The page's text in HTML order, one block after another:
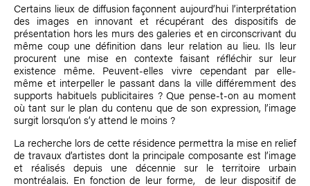
Certains lieux de diffusion façonnent aujourd’hui l’interprétation
des images en innovant et récupérant des dispositifs de
présentation hors les murs des galeries et en circonscrivant du
même coup une définition dans leur relation au lieu. Ils leur
procurent une mise en contexte faisant réfléchir sur leur
existence même. Peuvent-elles vivre cependant par elle-
même et interpeller le passant dans la ville différemment des
supports habituels publicitaires ? Que pense-t-on au moment
où tant sur le plan du contenu que de son expression, l’image
surgit lorsqu’on s’y attend le moins ?
La recherche lors de cette résidence permettra la mise en relief
de travaux d’artistes dont la principale composante est l’image
et réalisés depuis une décennie sur le territoire urbain
montréalais. En fonction de leur forme, de leur dispositif de